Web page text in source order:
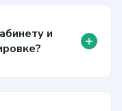
и
+